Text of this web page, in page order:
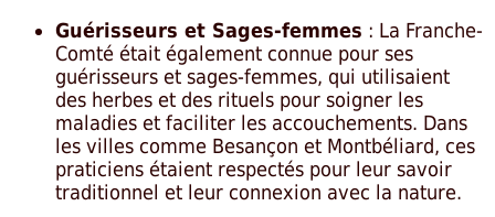
Guérisseurs et Sages-femmes : La Franche-
Comté était également connue pour ses
guérisseurs et sages-femmes, qui utilisaient
des herbes et des rituels pour soigner les
maladies et faciliter les accouchements. Dans
les villes comme Besançon et Montbéliard, ces
praticiens étaient respectés pour leur savoir
traditionnel et leur connexion avec la nature.